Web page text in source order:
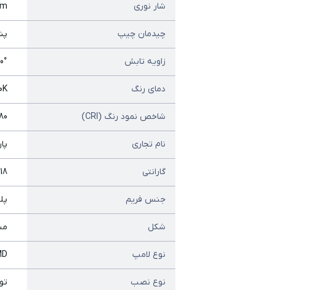
شار نوری
چیدمان چیپ
زاویه تابش
دمای رنگ
شاخص نمود رنگ (CRI)
نام تجاری
گارانتی 18 ماه
جنس فریم
شکل
نوع لامپ
نوع نصب